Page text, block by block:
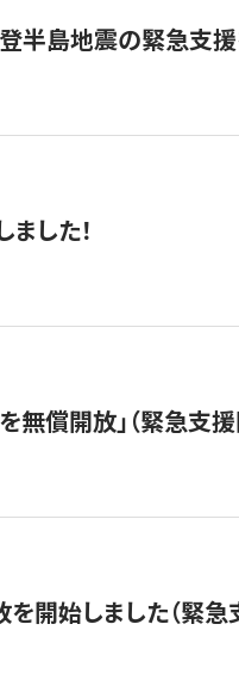
半島地震の緊急支
した！
償開放」（緊急支援
開始しました（緊急